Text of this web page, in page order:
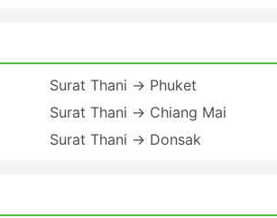
Surat Thani → Phuket
Surat Thani → Chiang Mai
Surat Thani → Donsak